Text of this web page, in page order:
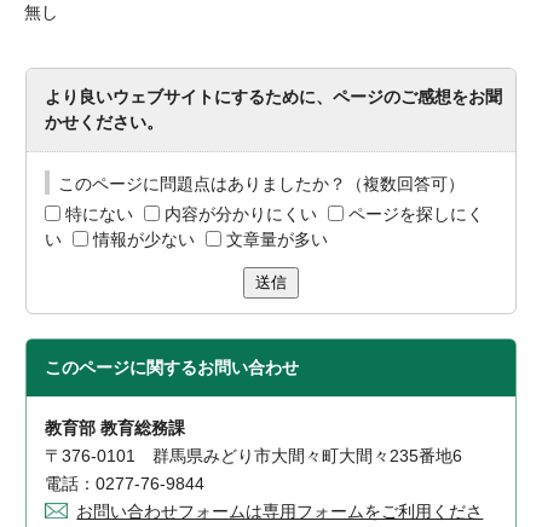
無し
より良いウェブサイトにするために、ページのご感想をお聞
かせください。
このページに問題点はありましたか？（複数回答可）
特にない
内容が分かりにくい
ページを探しにく
い
情報が少ない 文章量が多い
送信
このページに関するお問い合わせ
教育部 教育総務課
〒376-0101 群馬県みどり市大間々町大間々235番地6
電話：0277-76-9844
お問い合わせフォームは専用フォームをご利用くださ